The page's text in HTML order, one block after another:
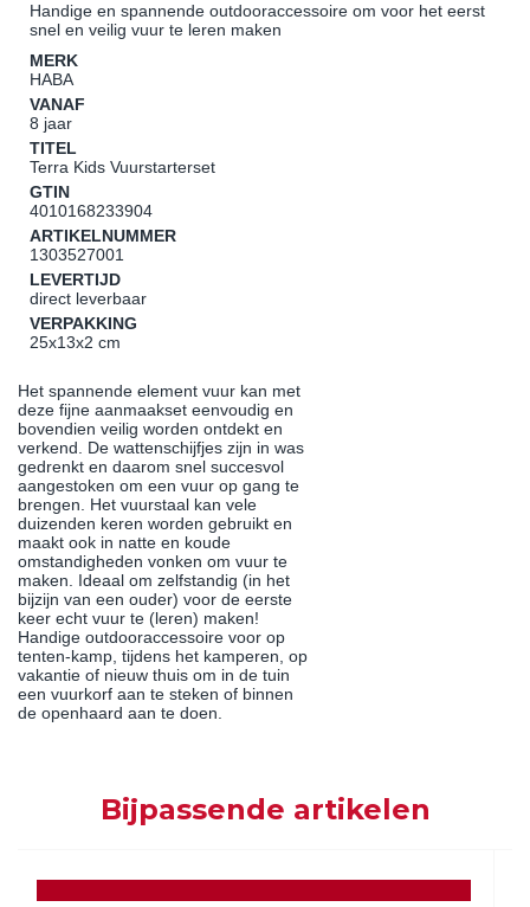
Handige en spannende outdooraccessoire om voor het eerst
snel en veilig vuur te leren maken
MERK
HABA
VANAF
8 jaar
TITEL
Terra Kids Vuurstarterset
GTIN
4010168233904
ARTIKELNUMMER
1303527001
LEVERTIJD
direct leverbaar
VERPAKKING
25x13x2 cm
Het spannende element vuur kan met
deze fijne aanmaakset eenvoudig en
bovendien veilig worden ontdekt en
verkend. De wattenschijfjes zijn in was
gedrenkt en daarom snel succesvol
aangestoken om een vuur op gang te
brengen. Het vuurstaal kan vele
duizenden keren worden gebruikt en
maakt ook in natte en koude
omstandigheden vonken om vuur te
maken. Ideaal om zelfstandig (in het
bijzijn van een ouder) voor de eerste
keer echt vuur te (leren) maken!
Handige outdooraccessoire voor op
tenten-kamp, tijdens het kamperen, op
vakantie of nieuw thuis om in de tuin
een vuurkorf aan te steken of binnen
de openhaard aan te doen.
Bijpassende artikelen